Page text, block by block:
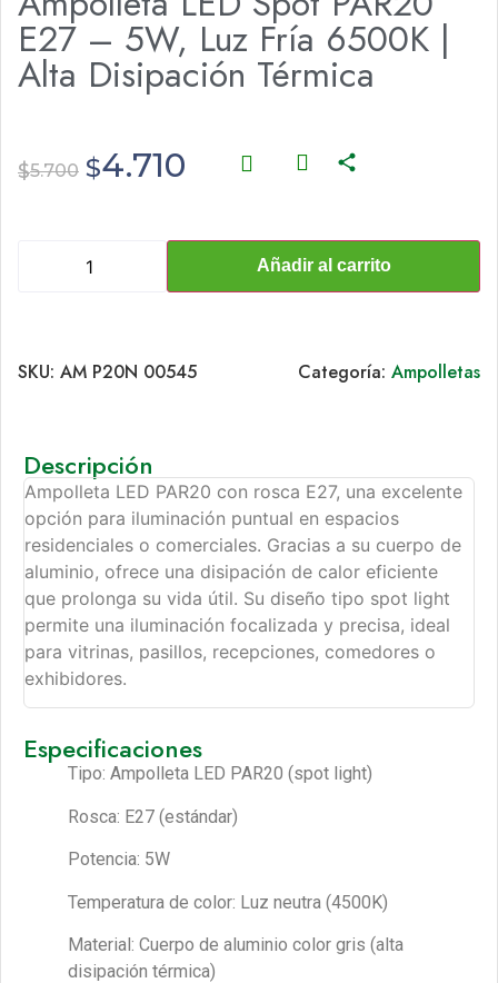
E27 – 5W, Luz Fría 6500K |
Alta Disipación Térmica
$5.700 $4.710
Añadir al carrito
SKU: AM P20N 00545 Categoría: Ampolletas
Descripción
Ampolleta LED PAR20 con rosca E27, una excelente
opción para iluminación puntual en espacios
residenciales o comerciales. Gracias a su cuerpo de
aluminio, ofrece una disipación de calor eficiente
que prolonga su vida útil. Su diseño tipo spot light
permite una iluminación focalizada y precisa, ideal
para vitrinas, pasillos, recepciones, comedores o
exhibidores.
Especificaciones
Tipo: Ampolleta LED PAR20 (spot light)
Rosca: E27 (estándar)
Potencia: 5W
Temperatura de color: Luz neutra (4500K)
Material: Cuerpo de aluminio color gris (alta
disipación térmica)